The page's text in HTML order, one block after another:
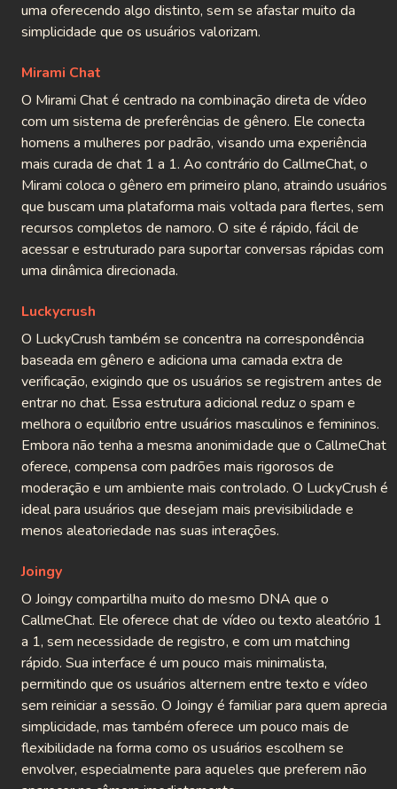
uma oferecendo algo distinto, sem se afastar muito da
simplicidade que os usuários valorizam.
Mirami Chat
O Mirami Chat é centrado na combinação direta de vídeo
com um sistema de preferências de gênero. Ele conecta
homens a mulheres por padrão, visando uma experiência
mais curada de chat 1 a 1. Ao contrário do CallmeChat, o
Mirami coloca o gênero em primeiro plano, atraindo usuários
que buscam uma plataforma mais voltada para flertes, sem
recursos completos de namoro. O site é rápido, fácil de
acessar e estruturado para suportar conversas rápidas com
uma dinâmica direcionada.
Luckycrush
O LuckyCrush também se concentra na correspondência
baseada em gênero e adiciona uma camada extra de
verificação, exigindo que os usuários se registrem antes de
entrar no chat. Essa estrutura adicional reduz o spam e
melhora o equilíbrio entre usuários masculinos e femininos.
Embora não tenha a mesma anonimidade que o CallmeChat
oferece, compensa com padrões mais rigorosos de
moderação e um ambiente mais controlado. O LuckyCrush é
ideal para usuários que desejam mais previsibilidade e
menos aleatoriedade nas suas interações.
Joingy
O Joingy compartilha muito do mesmo DNA que o
CallmeChat. Ele oferece chat de vídeo ou texto aleatório 1
a 1, sem necessidade de registro, e com um matching
rápido. Sua interface é um pouco mais minimalista,
permitindo que os usuários alternem entre texto e vídeo
sem reiniciar a sessão. O Joingy é familiar para quem aprecia
simplicidade, mas também oferece um pouco mais de
flexibilidade na forma como os usuários escolhem se
envolver, especialmente para aqueles que preferem não